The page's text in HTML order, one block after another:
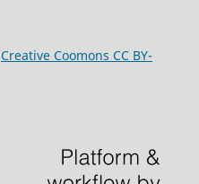
Creative Coomons CC BY-